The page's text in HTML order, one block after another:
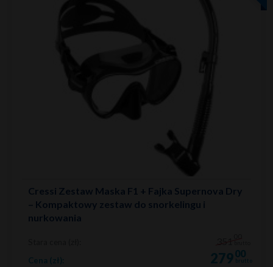
Cressi Zestaw Maska F1 + Fajka Supernova Dry
– Kompaktowy zestaw do snorkelingu i
nurkowania
Cena (zł): 27900
brutto